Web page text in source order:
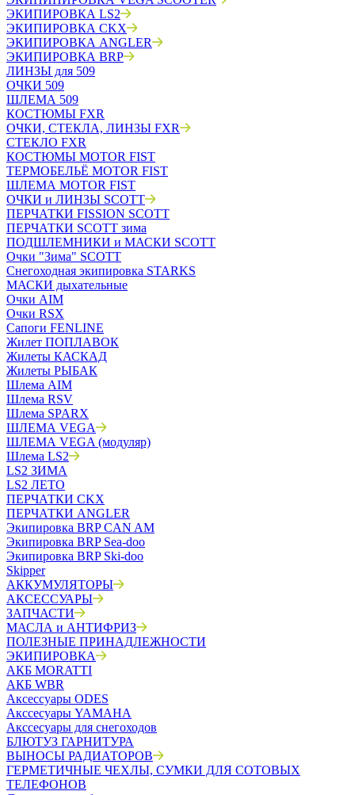
ЭКИПИРОВКА LS2
ЭКИПИРОВКА CKX
ЭКИПИРОВКА ANGLER
ЭКИПИРОВКА BRP
ЛИНЗЫ для 509
ОЧКИ 509
ШЛЕМА 509
КОСТЮМЫ FXR
ОЧКИ, СТЕКЛА, ЛИНЗЫ FXR
СТЕКЛО FXR
КОСТЮМЫ MOTOR FIST
ТЕРМОБЕЛЬЁ MOTOR FIST
ШЛЕМА MOTOR FIST
ОЧКИ и ЛИНЗЫ SCOTT
ПЕРЧАТКИ FISSION SCOTT
ПЕРЧАТКИ SCOTT зима
ПОДШЛЕМНИКИ и МАСКИ SCOTT
Очки "Зима" SCOTT
Снегоходная экипировка STARKS
МАСКИ дыхательные
Очки AIM
Очки RSX
Сапоги FENLINE
Жилет ПОПЛАВОК
Жилеты КАСКАД
Жилеты РЫБАК
Шлема AIM
Шлема RSV
Шлема SPARX
ШЛЕМА VEGA
ШЛЕМА VEGA (модуляр)
Шлема LS2
LS2 ЗИМА
LS2 ЛЕТО
ПЕРЧАТКИ CKX
ПЕРЧАТКИ ANGLER
Экипировка BRP CAN AM
Экипировка BRP Sea-doo
Экипировка BRP Ski-doo
Skipper
АККУМУЛЯТОРЫ
АКСЕССУАРЫ
ЗАПЧАСТИ
МАСЛА и АНТИФРИЗ
ПОЛЕЗНЫЕ ПРИНАДЛЕЖНОСТИ
ЭКИПИРОВКА
АКБ MORATTI
АКБ WBR
Аксессуары ODES
Акссесуары YAMAHA
Акссесуары для снегоходов
БЛЮТУЗ ГАРНИТУРА
ВЫНОСЫ РАДИАТОРОВ
ГЕРМЕТИЧНЫЕ ЧЕХЛЫ, СУМКИ ДЛЯ СОТОВЫХ
ТЕЛЕФОНОВ